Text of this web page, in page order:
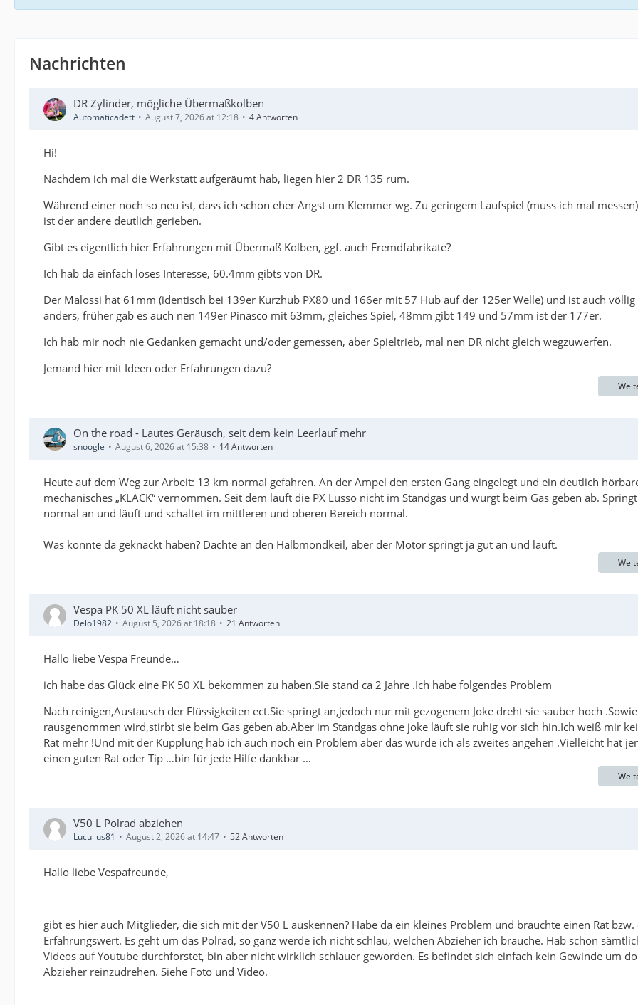
Nachrichten
DR Zylinder, mögliche Übermaßkolben
Automaticadett August 7, 2026 at 12:18 4 Antworten
Hi!
Nachdem ich mal die Werkstatt aufgeräumt hab, liegen hier 2 DR 135 rum.
Während einer noch so neu ist, dass ich schon eher Angst um Klemmer wg. Zu geringem Laufspiel (muss ich mal
ist der andere deutlich gerieben.
Gibt es eigentlich hier Erfahrungen mit Übermaß Kolben, ggf. auch Fremdfabrikate?
Ich hab da einfach loses Interesse, 60.4mm gibts von DR.
Der Malossi hat 61mm (identisch bei 139er Kurzhub PX80 und 166er mit 57 Hub auf der 125er Welle) und ist auch völlig
anders, früher gab es auch nen 149er Pinasco mit 63mm, gleiches Spiel, 48mm gibt 149 und 57mm ist der 177er.
Ich hab mir noch nie Gedanken gemacht und/oder gemessen, aber Spieltrieb, mal nen DR nicht gleich wegzuwerfen.
Jemand hier mit Ideen oder Erfahrungen dazu?
On the road - Lautes Geräusch, seit dem kein Leerlauf mehr
snoogle August 6, 2026 at 15:38 14 Antworten
Heute auf dem Weg zur Arbeit: 13 km normal gefahren. An der Ampel den ersten Gang eingelegt und ein deutlich
mechanisches „KLACK“ vernommen. Seit dem läuft die PX Lusso nicht im Standgas und würgt beim Gas geben ab.
normal an und läuft und schaltet im mittleren und oberen Bereich normal.
Was könnte da geknackt haben? Dachte an den Halbmondkeil, aber der Motor springt ja gut an und läuft.
Vespa PK 50 XL läuft nicht sauber
Delo1982 August 5, 2026 at 18:18 21 Antworten
Hallo liebe Vespa Freunde…
ich habe das Glück eine PK 50 XL bekommen zu haben.Sie stand ca 2 Jahre .Ich habe folgendes Problem
Nach reinigen,Austausch der Flüssigkeiten ect.Sie springt an,jedoch nur mit gezogenem Joke dreht sie sauber hoch
rausgenommen wird,stirbt sie beim Gas geben ab.Aber im Standgas ohne joke läuft sie ruhig vor sich hin.Ich weiß mir
Rat mehr !Und mit der Kupplung hab ich auch noch ein Problem aber das würde ich als zweites angehen .Vielleicht hat
einen guten Rat oder Tip …bin für jede Hilfe dankbar …
V50 L Polrad abziehen
Lucullus81 August 2, 2026 at 14:47 52 Antworten
Hallo liebe Vespafreunde,
gibt es hier auch Mitglieder, die sich mit der V50 L auskennen? Habe da ein kleines Problem und bräuchte einen Rat bzw.
Erfahrungswert. Es geht um das Polrad, so ganz werde ich nicht schlau, welchen Abzieher ich brauche. Hab schon
Videos auf Youtube durchforstet, bin aber nicht wirklich schlauer geworden. Es befindet sich einfach kein Gewinde um
Abzieher reinzudrehen. Siehe Foto und Video.